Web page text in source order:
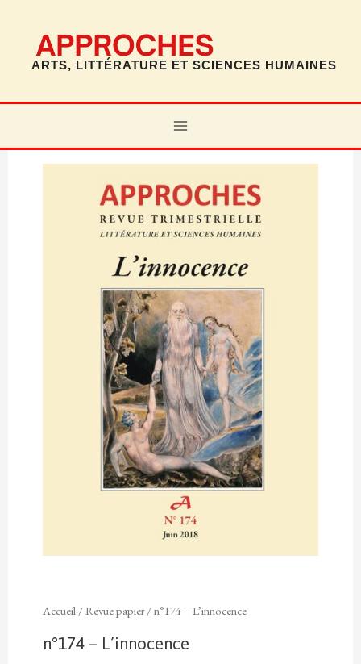
contenu
ARTS, LITTÉRATURE ET SCIENCES HUMAINES
MAIN
MENU
Accueil /Revue papier/ n°174 – L’innocence
n°174 – L’innocence